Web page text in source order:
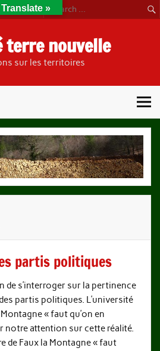
terre nouvelle
sur les territoires
partis politiques
de s’interroger sur la pertinence
partis politiques. L’université
« faut qu’on en
notre attention sur cette réalité.
de Faux la Montagne « faut
Translate »